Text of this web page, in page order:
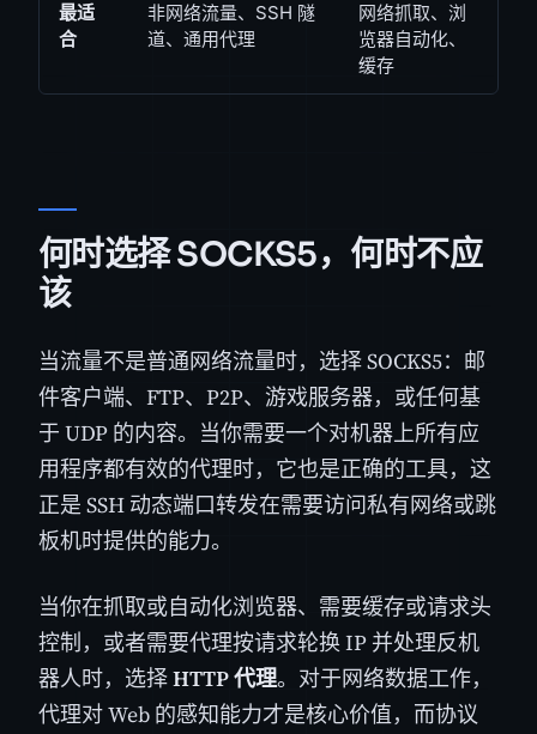
最适
合
非网络流量、SSH 隧
道、通用代理
网络抓取、浏
览器自动化、
缓存
何时选择 SOCKS5，何时不应
该
当流量不是普通网络流量时，选择 SOCKS5：邮
件客户端、FTP、P2P、游戏服务器，或任何基
于 UDP 的内容。当你需要一个对机器上所有应
用程序都有效的代理时，它也是正确的工具，这
正是 SSH 动态端口转发在需要访问私有网络或跳
板机时提供的能力。
当你在抓取或自动化浏览器、需要缓存或请求头
控制，或者需要代理按请求轮换 IP 并处理反机
器人时，选择HTTP 代理。对于网络数据工作，
代理对 Web 的感知能力才是核心价值，而协议